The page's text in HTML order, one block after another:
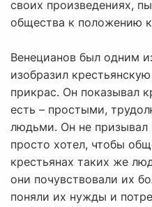
своих произведениях,
общества к положению
Венецианов был одним
изобразил
прикрас. Он показывал
есть – простыми,
людьми. Он не призывал
просто хотел, чтобы
крестьянах таких же
они почувствовали их
поняли их нужды и